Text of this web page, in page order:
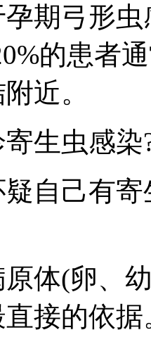
期弓形
的患者
近。
生虫感染
己有寄
(卵、幼
接的依据